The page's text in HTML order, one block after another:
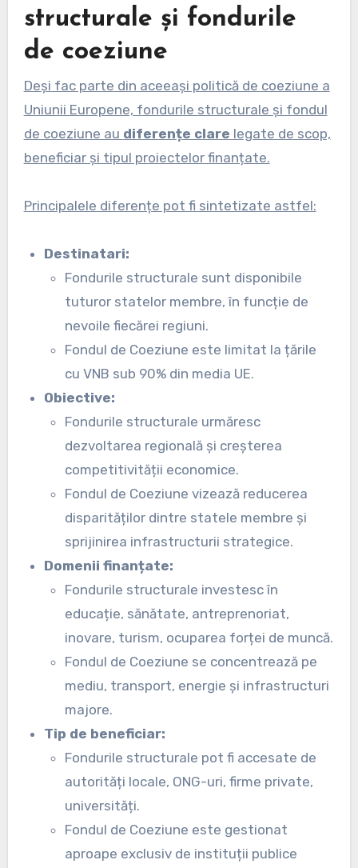
structurale și fondurile
de coeziune
Deși fac parte din aceeași politică de coeziune a
Uniunii Europene, fondurile structurale și fondul
de coeziune au diferențe clare legate de scop,
beneficiar și tipul proiectelor finanțate.
Principalele diferențe pot fi sintetizate astfel:
Destinatari:
Fondurile structurale sunt disponibile
tuturor statelor membre, în funcție de
nevoile fiecărei regiuni.
Fondul de Coeziune este limitat la țările
cu VNB sub 90% din media UE.
Obiective:
Fondurile structurale urmăresc
dezvoltarea regională și creșterea
competitivității economice.
Fondul de Coeziune vizează reducerea
disparităților dintre statele membre și
sprijinirea infrastructurii strategice.
Domenii finanțate:
Fondurile structurale investesc în
educație, sănătate, antreprenoriat,
inovare, turism, ocuparea forței de muncă.
Fondul de Coeziune se concentrează pe
mediu, transport, energie și infrastructuri
majore.
Tip de beneficiar:
Fondurile structurale pot fi accesate de
autorități locale, ONG-uri, firme private,
universități.
Fondul de Coeziune este gestionat
aproape exclusiv de instituții publice